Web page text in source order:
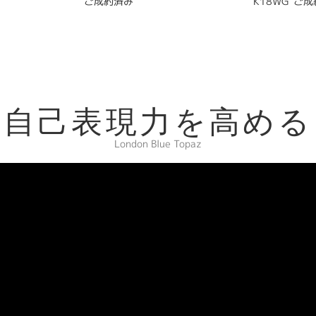
自己表現力を高める
London Blue Topaz